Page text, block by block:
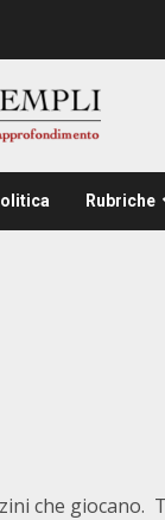
Rubriche
che giocano.